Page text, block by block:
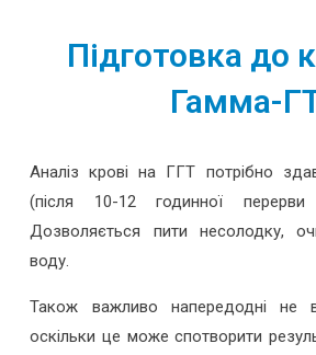
Підготовка до
Гамма-
Аналіз крові на ГГТ потрібно
(після 10-12 годинної
Дозволяється пити несолодку,
воду.
Також важливо напередодні не
оскільки це може спотворити